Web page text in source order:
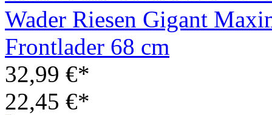
Wader Riesen Gigant
Frontlader 68 cm
32,99 €*
22,45 €*